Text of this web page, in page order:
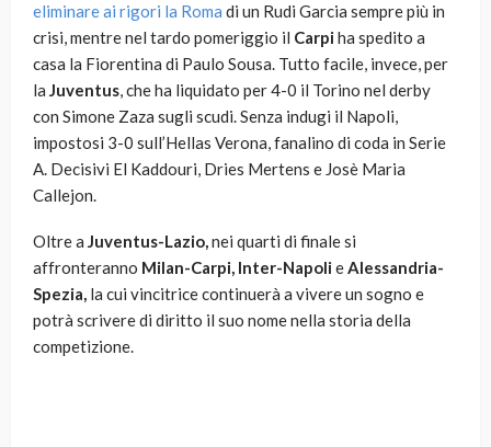
eliminare ai rigori la Roma di un Rudi Garcia sempre più in
crisi, mentre nel tardo pomeriggio il Carpiha spedito a
casa la Fiorentina di Paulo Sousa. Tutto facile, invece, per
la Juventus, che ha liquidato per 4-0 il Torino nel derby
con Simone Zaza sugli scudi. Senza indugi il Napoli,
impostosi 3-0 sull’Hellas Verona, fanalino di coda in Serie
A. Decisivi El Kaddouri, Dries Mertens e Josè Maria
Callejon.
Oltre a Juventus-Lazio,nei quarti di finale si
affronteranno Milan-Carpi, Inter-NapolieAlessandria-
Spezia, la cui vincitrice continuerà a vivere un sogno e
potrà scrivere di diritto il suo nome nella storia della
competizione.